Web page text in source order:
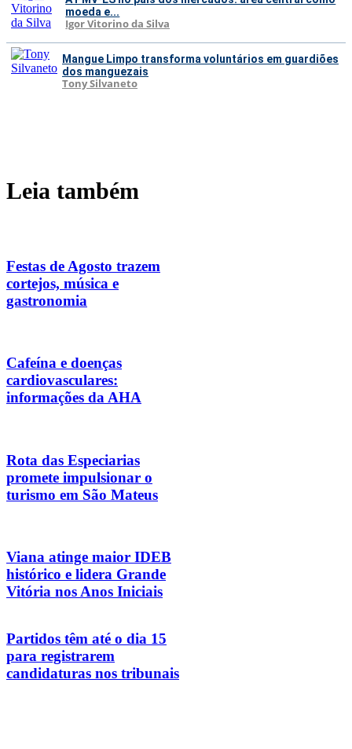
moeda e...
Igor Vitorino da Silva
Mangue Limpo transforma voluntários em guardiões
dos manguezais
Tony Silvaneto
Leia também
Festas de Agosto trazem
cortejos, música e
gastronomia
Cafeína e doenças
cardiovasculares:
informações da AHA
Rota das Especiarias
promete impulsionar o
turismo em São Mateus
Viana atinge maior IDEB
histórico e lidera Grande
Vitória nos Anos Iniciais
Partidos têm até o dia 15
para registrarem
candidaturas nos tribunais